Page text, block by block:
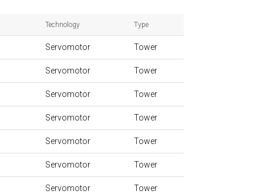
Technology Type
Servomotor Tower
Servomotor Tower
Servomotor Tower
Servomotor Tower
Servomotor Tower
Servomotor Tower
Servomotor Tower